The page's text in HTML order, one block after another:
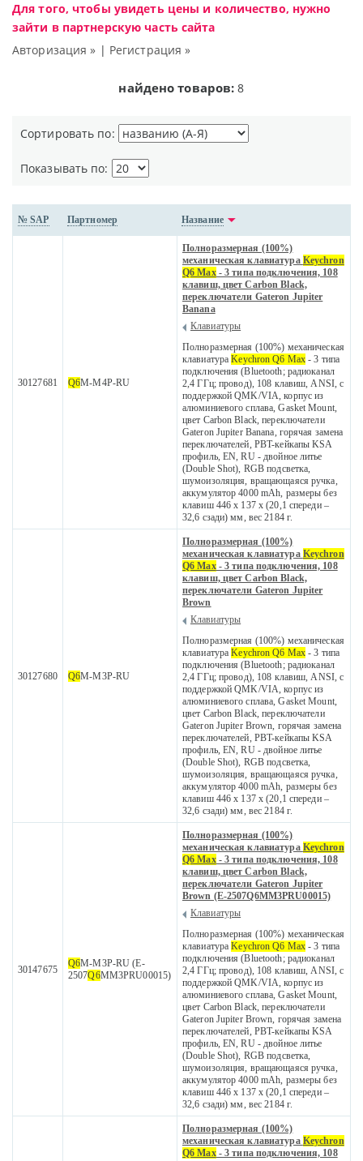
Для того, чтобы увидеть цены и количество, нужно
зайти в партнерскую часть сайта
Авторизация » | Регистрация »
найдено товаров: 8
Сортировать по:
Показывать по:
№ SAP Партномер Название
30127681 Q6M-M4P-RU
Полноразмерная (100%)
механическая клавиатура Keychron
Q6 Max- 3 типа подключения, 108
клавиш, цвет Carbon Black,
переключатели Gateron Jupiter
Banana
Клавиатуры
Полноразмерная (100%) механическая
клавиатураKeychron Q6 Max - 3 типа
подключения (Bluetooth; радиоканал
2,4 ГГц; провод), 108 клавиш, ANSI, с
поддержкой QMK/VIA, корпус из
алюминиевого сплава, Gasket Mount,
цвет Carbon Black, переключатели
Gateron Jupiter Banana, горячая замена
переключателей, PBT-кейкапы KSA
профиль, EN, RU - двойное литье
(Double Shot), RGB подсветка,
шумоизоляция, вращающаяся ручка,
аккумулятор 4000 mAh, размеры без
клавиш 446 x 137 x (20,1 спереди –
32,6 сзади) мм, вес 2184 г.
30127680 Q6M-M3P-RU
Полноразмерная (100%)
механическая клавиатура Keychron
Q6 Max- 3 типа подключения, 108
клавиш, цвет Carbon Black,
переключатели Gateron Jupiter
Brown
Клавиатуры
Полноразмерная (100%) механическая
клавиатураKeychron Q6 Max - 3 типа
подключения (Bluetooth; радиоканал
2,4 ГГц; провод), 108 клавиш, ANSI, с
поддержкой QMK/VIA, корпус из
алюминиевого сплава, Gasket Mount,
цвет Carbon Black, переключатели
Gateron Jupiter Brown, горячая замена
переключателей, PBT-кейкапы KSA
профиль, EN, RU - двойное литье
(Double Shot), RGB подсветка,
шумоизоляция, вращающаяся ручка,
аккумулятор 4000 mAh, размеры без
клавиш 446 x 137 x (20,1 спереди –
32,6 сзади) мм, вес 2184 г.
30147675
Q6M-M3P-RU (E-
2507Q6MM3PRU00015)
Полноразмерная (100%)
механическая клавиатура Keychron
Q6 Max- 3 типа подключения, 108
клавиш, цвет Carbon Black,
переключатели Gateron Jupiter
Brown (E-2507Q6MM3PRU00015)
Клавиатуры
Полноразмерная (100%) механическая
клавиатураKeychron Q6 Max - 3 типа
подключения (Bluetooth; радиоканал
2,4 ГГц; провод), 108 клавиш, ANSI, с
поддержкой QMK/VIA, корпус из
алюминиевого сплава, Gasket Mount,
цвет Carbon Black, переключатели
Gateron Jupiter Brown, горячая замена
переключателей, PBT-кейкапы KSA
профиль, EN, RU - двойное литье
(Double Shot), RGB подсветка,
шумоизоляция, вращающаяся ручка,
аккумулятор 4000 mAh, размеры без
клавиш 446 x 137 x (20,1 спереди –
32,6 сзади) мм, вес 2184 г.
Полноразмерная (100%)
механическая клавиатура Keychron
Q6 Max- 3 типа подключения, 108